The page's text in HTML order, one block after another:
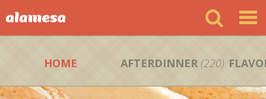
HOME AFTERDINNER (220)